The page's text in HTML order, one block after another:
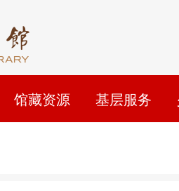
馆藏资源 基层服务